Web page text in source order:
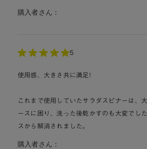
購入者さん：
5
使用感、大きさ共に満足!
これまで使用していたサラダスピナーは、
ースに困り、洗った後乾かすのも大変でし
スから解消されました。
購入者さん：